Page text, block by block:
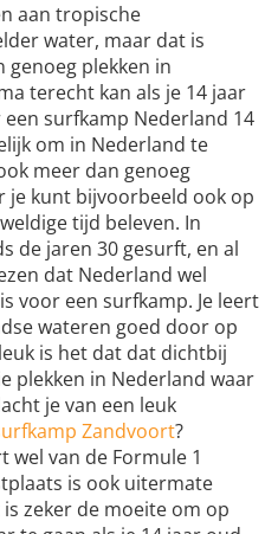
aan tropische
water, maar dat is
genoeg plekken in
terecht kan als je 14 jaar
surfkamp Nederland 14
om in Nederland te
meer dan genoeg
je kunt bijvoorbeeld ook op
tijd beleven. In
de jaren 30 gesurft, en al
dat Nederland wel
voor een surfkamp. Je leert
wateren goed door op
is het dat dat dichtbij
plekken in Nederland waar
je van een leuk
Zandvoort?
wel van de Formule 1
is ook uitermate
zeker de moeite om op